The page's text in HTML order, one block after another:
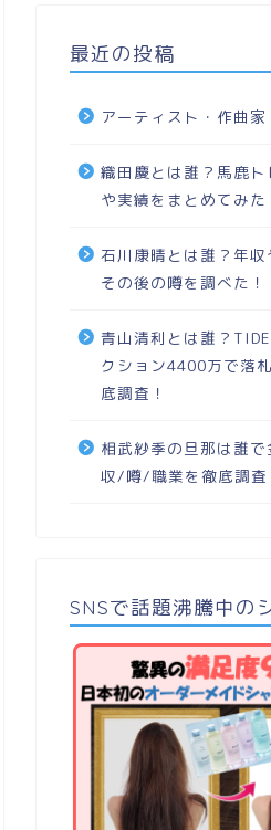
最近の投稿
アーティスト・作曲
織田慶とは誰？馬鹿ト
や実績をまとめてみた
石川康晴とは誰？年収
その後の噂を調べた！
青山清利とは誰？
クション4400万で落
底調査！
相武紗季の旦那は誰
収/噂/職業を徹底調査
SNSで話題沸騰中の